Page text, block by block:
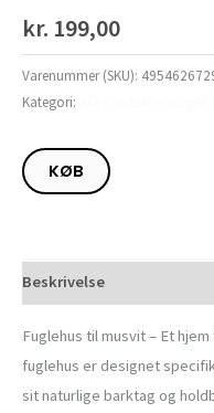
kr. 199,00
Varenummer (SKU):
Kategori:
KØB
Beskrivelse
Fuglehus til musvit – Et
fuglehus er designet
sit naturlige barktag og